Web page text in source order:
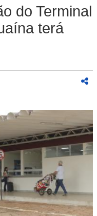
do Terminal
terá